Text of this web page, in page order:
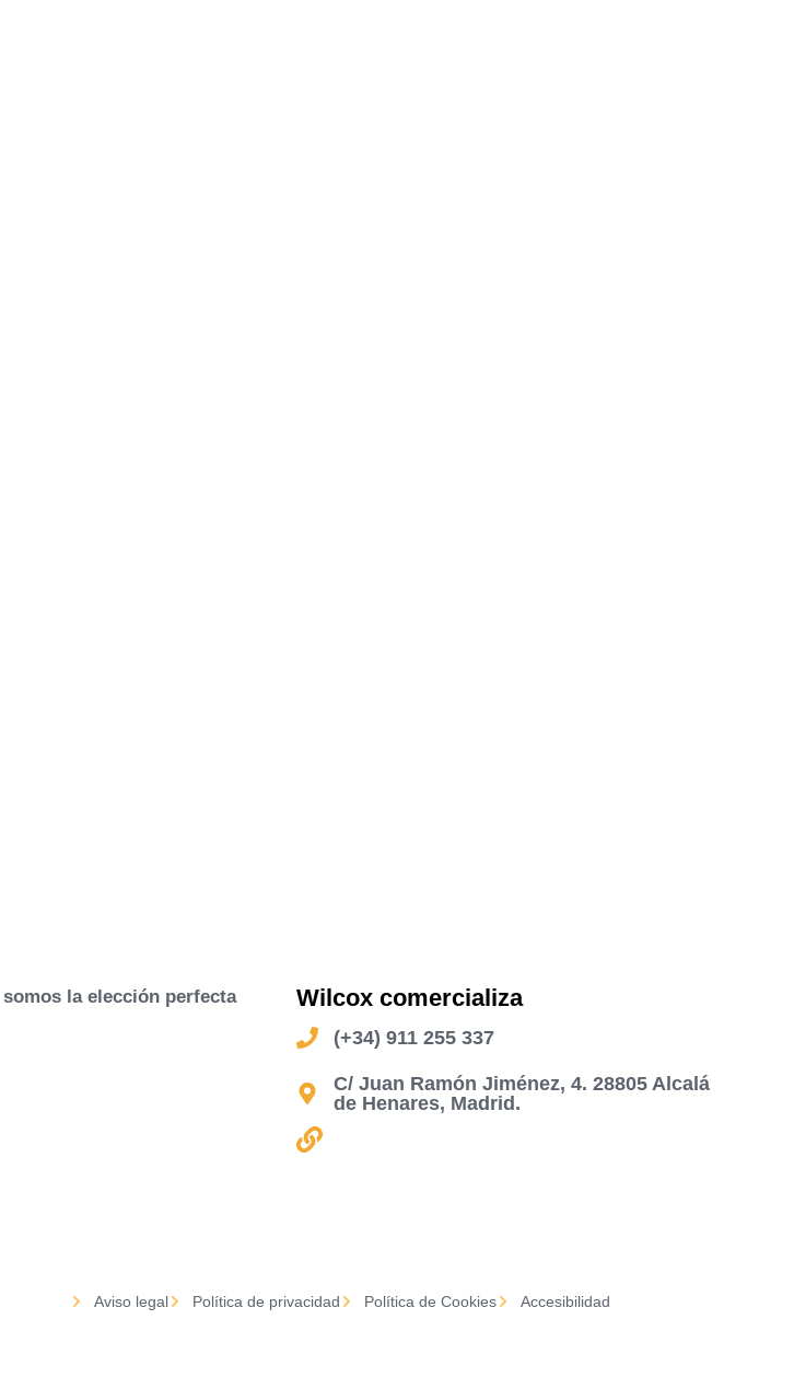
la elección perfecta
Wilcox comercializa
(+34) 911 255 337
C/ Juan Ramón Jiménez, 4. 28805 Alcalá
de Henares, Madrid.
Aviso legal Política de privacidad Política de Cookies Accesibilidad